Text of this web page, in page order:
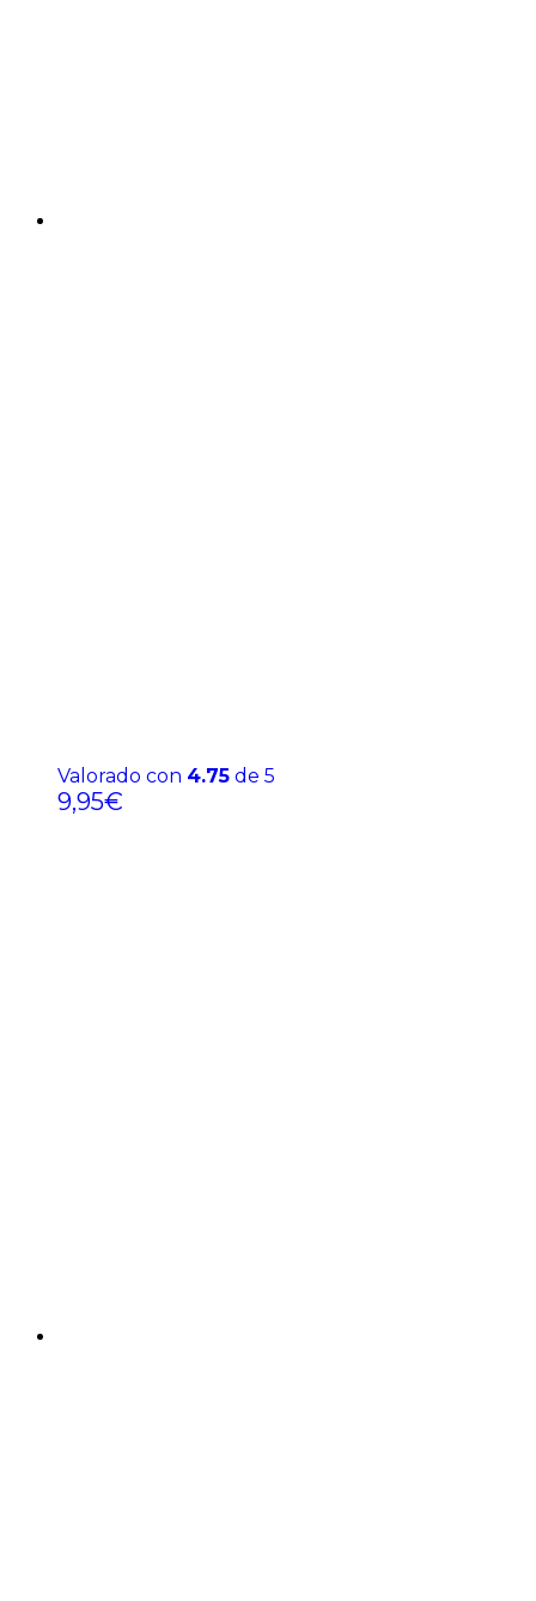
Valorado con 4.75 de 5
9,95€